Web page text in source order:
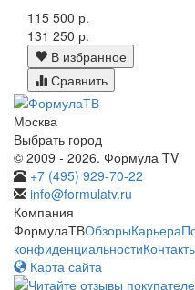
115 500 р.
131 250 р.
В избранное
Сравнить
Москва
Выбрать город
© 2009 - 2026. Формула TV
+7 (495) 929-70-22
info@formulatv.ru
Компания
ФормулаТВОбзорыКарьера
конфиденциальности
Карта сайта